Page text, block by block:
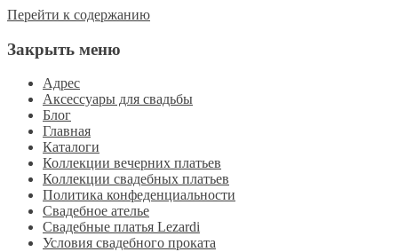
Перейти к содержанию
Закрыть меню
Адрес
Аксессуары для свадьбы
Блог
Главная
Каталоги
Коллекции вечерних платьев
Коллекции свадебных платьев
Политика конфеденциальности
Свадебное ателье
Свадебные платья Lezardi
Условия свадебного проката